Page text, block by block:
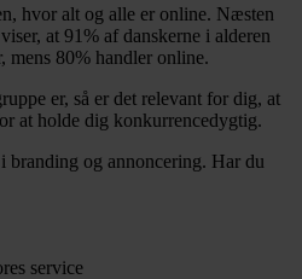
hvor alt og alle er online. Næsten
at 91% af danskerne i alderen
mens 80% handler online.
er, så er det relevant for dig, at
at holde dig konkurrencedygtig.
branding og annoncering. Har du
service